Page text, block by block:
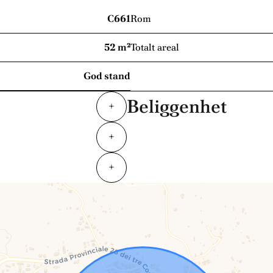
C661Rom
52 m²Totalt areal
God stand
+ Beliggenhet
+
+